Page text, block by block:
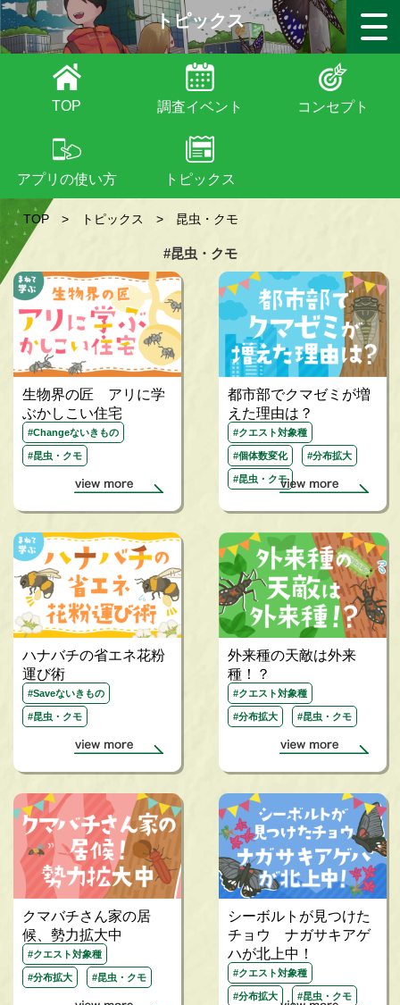
トピックス
TOP 調査イベント コンセプト
アプリの使い方 トピックス
TOP > トピックス > 昆虫・クモ
#昆虫・クモ
生物界の匠 アリに学
ぶかしこい住宅
#Changeないきもの
#昆虫・クモ
都市部でクマゼミが増
えた理由は？
#クエスト対象種
#個体数変化 #分布拡大
#昆虫・クモ
ハナバチの省エネ花粉
運び術
#Saveないきもの
#昆虫・クモ
外来種の天敵は外来
種！？
#クエスト対象種
#分布拡大 #昆虫・クモ
クマバチさん家の居
候、勢力拡大中
#クエスト対象種
#分布拡大 #昆虫・クモ
シーボルトが見つけた
チョウ ナガサキアゲ
ハが北上中！
#クエスト対象種
#分布拡大 #昆虫・クモ